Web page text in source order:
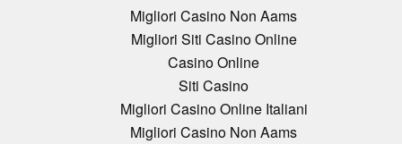
Migliori Casino Non Aams
Migliori Siti Casino Online
Casino Online
Siti Casino
Migliori Casino Online Italiani
Migliori Casino Non Aams